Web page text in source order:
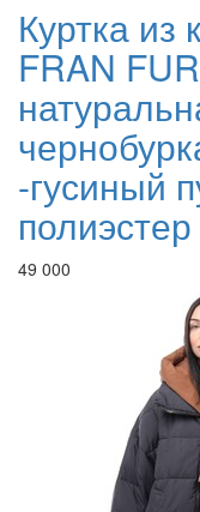
Куртка из
FRAN
-гусиный
49 000